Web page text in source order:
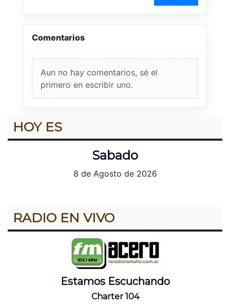
Comentarios
Aun no hay comentarios, sé el
primero en escribir uno.
HOY ES
Sabado
8 de Agosto de 2026
RADIO EN VIVO
Estamos Escuchando
Charter 104